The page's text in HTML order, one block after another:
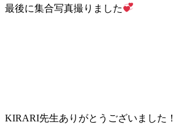
最後に集合写真撮りました
KIRARI先生ありがとうございました！